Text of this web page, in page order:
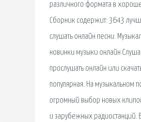
различного формата в
Сборник содержит: 3643
слушать онлайн песни.
новинки музыки онлайн
прослушать онлайн или
популярная. На музыкальном
огромный выбор новых
и зарубежных радиостанций.